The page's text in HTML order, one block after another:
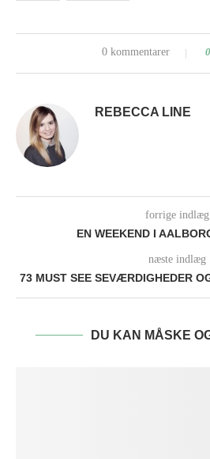
0 kommentarer 0
REBECCA LINE
forrige indlæg
EN WEEKEND I
næste indlæg
73 MUST SEE SEVÆRDIGHEDER
DU KAN MÅSKE